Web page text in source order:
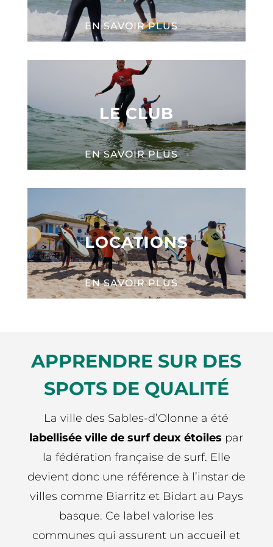
EN SAVOIR PLUS
LE CLUB
EN SAVOIR PLUS
LOCATIONS
EN SAVOIR PLUS
APPRENDRE SUR DES
SPOTS DE QUALITÉ
La ville des Sables-d’Olonne a été
labellisée ville de surf deux étoiles par
la fédération française de surf. Elle
devient donc une référence à l’instar de
villes comme Biarritz et Bidart au Pays
basque. Ce label valorise les
communes qui assurent un accueil et